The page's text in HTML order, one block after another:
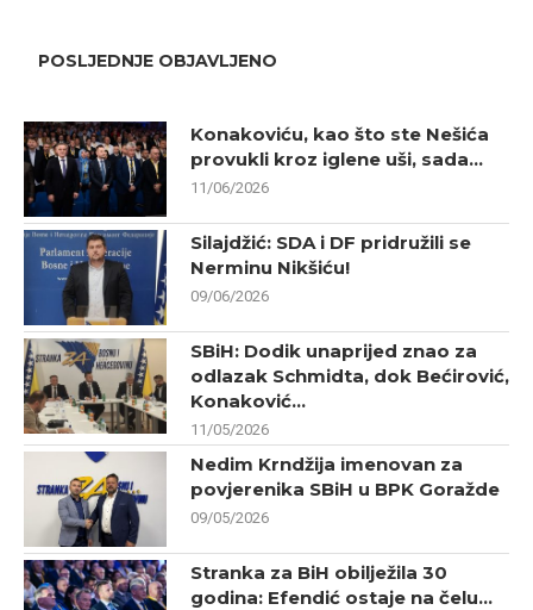
POSLJEDNJE OBJAVLJENO
Konakoviću, kao što ste Nešića
provukli kroz iglene uši, sada...
11/06/2026
Silajdžić: SDA i DF pridružili se
Nerminu Nikšiću!
09/06/2026
SBiH: Dodik unaprijed znao za
odlazak Schmidta, dok Bećirović,
Konaković...
11/05/2026
Nedim Krndžija imenovan za
povjerenika SBiH u BPK Goražde
09/05/2026
Stranka za BiH obilježila 30
godina: Efendić ostaje na čelu...